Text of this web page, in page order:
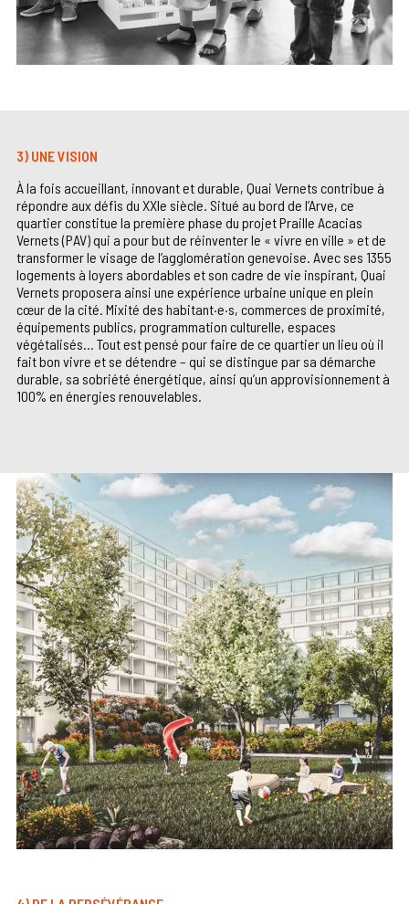
3) UNE VISION
À la fois accueillant, innovant et durable, Quai Vernets contribue à
répondre aux défis du XXIe siècle. Situé au bord de l’Arve, ce
quartier constitue la première phase du projet Praille Acacias
Vernets (PAV) qui a pour but de réinventer le « vivre en ville » et de
transformer le visage de l’agglomération genevoise. Avec ses 1355
logements à loyers abordables et son cadre de vie inspirant, Quai
Vernets proposera ainsi une expérience urbaine unique en plein
cœur de la cité. Mixité des habitant·e·s, commerces de proximité,
équipements publics, programmation culturelle, espaces
végétalisés... Tout est pensé pour faire de ce quartier un lieu où il
fait bon vivre et se détendre – qui se distingue par sa démarche
durable, sa sobriété énergétique, ainsi qu’un approvisionnement à
100% en énergies renouvelables.